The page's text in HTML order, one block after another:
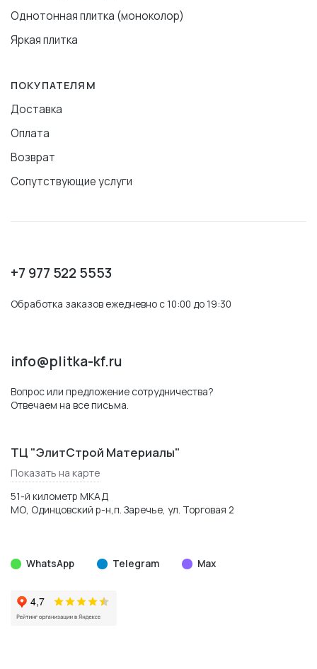
Однотонная плитка (моноколор)
Яркая плитка
ПОКУПАТЕЛЯМ
Доставка
Оплата
Возврат
Сопутствующие услуги
+7 977 522 5553
Обработка заказов ежедневно с 10:00 до 19:30
info@plitka-kf.ru
Вопрос или предложение сотрудничества?
Отвечаем на все письма.
ТЦ "ЭлитСтрой Материалы"
Показать на карте
51-й километр МКАД
МО, Одинцовский р-н,п. Заречье, ул. Торговая 2
WhatsApp Telegram Max